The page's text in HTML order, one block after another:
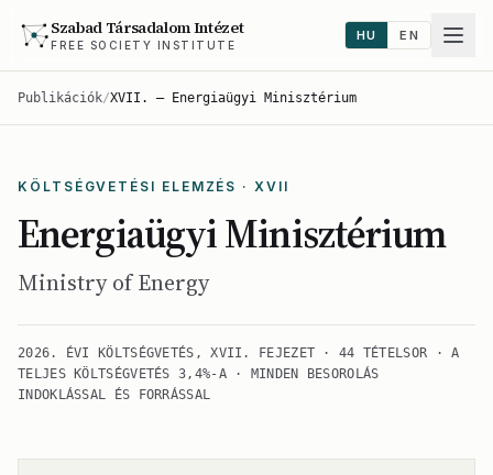
Szabad Társadalom Intézet
FREE SOCIETY INSTITUTE
HU EN
Publikációk/XVII. — Energiaügyi Minisztérium
KÖLTSÉGVETÉSI ELEMZÉS · XVII
Energiaügyi Minisztérium
Ministry of Energy
2026. ÉVI KÖLTSÉGVETÉS, XVII. FEJEZET · 44 TÉTELSOR · A
TELJES KÖLTSÉGVETÉS 3,4%-A · MINDEN BESOROLÁS
INDOKLÁSSAL ÉS FORRÁSSAL